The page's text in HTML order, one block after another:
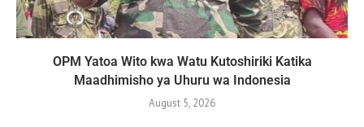
OPM Yatoa Wito kwa Watu Kutoshiriki Katika
Maadhimisho ya Uhuru wa Indonesia
August 5, 2026